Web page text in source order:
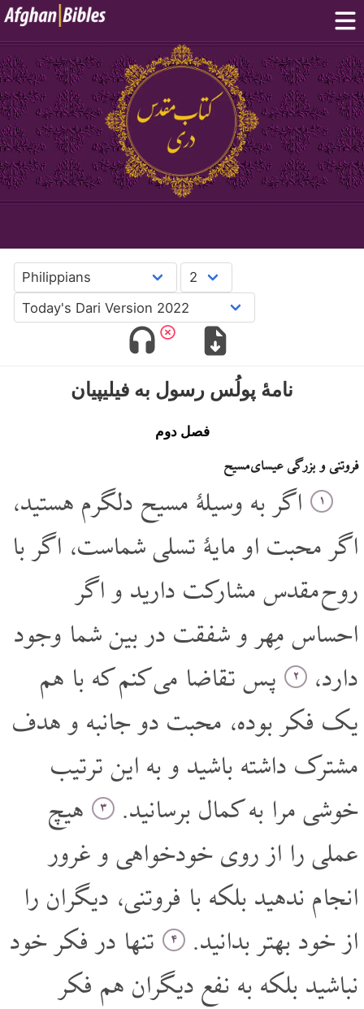
Home
Dari Bibles Pashto Bibles
Others: Balochi · Hazaragi · Turkmen
Phone Apps
پښتو
نامۀ پولُس رسول به فیلیپیان
فصل دوم
فروتنی و بزرگی عیسای مسیح
۱ اگر به وسیلۀ مسیح دلگرم هستید،
اگر محبت او مایۀ تسلی شماست، اگر با
روح مقدس مشارکت دارید و اگر
احساس مِهر و شفقت در بین شما وجود
دارد،
۲ پس تقاضا می کنم که با هم
یک فکر بوده، محبت دو جانبه و هدف
مشترک داشته باشید و به این ترتیب
خوشی مرا به کمال برسانید.
۳ هیچ
عملی را از روی خودخواهی و غرور
انجام ندهید بلکه با فروتنی، دیگران را
از خود بهتر بدانید.
۴ تنها در فکر خود
نباشید بلکه به نفع دیگران هم فکر